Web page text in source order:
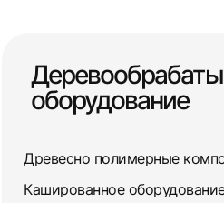
оборудование
Древесно полимерные
Кашированное